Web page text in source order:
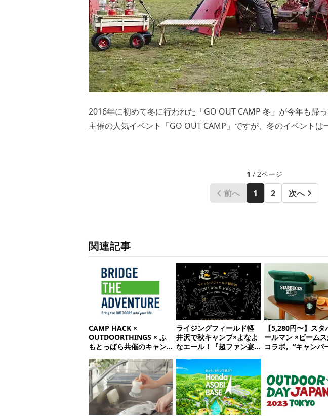
2016年に初めて冬に行われた「GO OUT CAMP 冬」が今年も
主催の人気イベント「GO OUT CAMP」ですが、冬のイベントは
1 / 2ページ
前へ 1 2 次へ
関連記事
CAMP HACK ×
OUTDOORTHINGS × ふ
もとっぱら共催のキャン
ライジングフィールド軽
井沢で秋キャンプ×よなよ
なエール！『超ファン宴
ドア通信.223】
【5,280円〜】スタ
ールマン ×ビーム
コラボ。“キャンパ